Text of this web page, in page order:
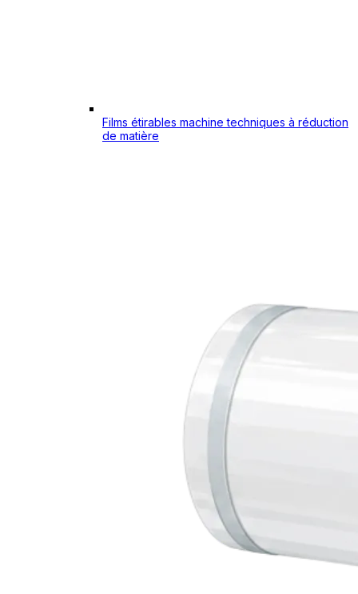
Films étirables machine techniques à réduction
de matière